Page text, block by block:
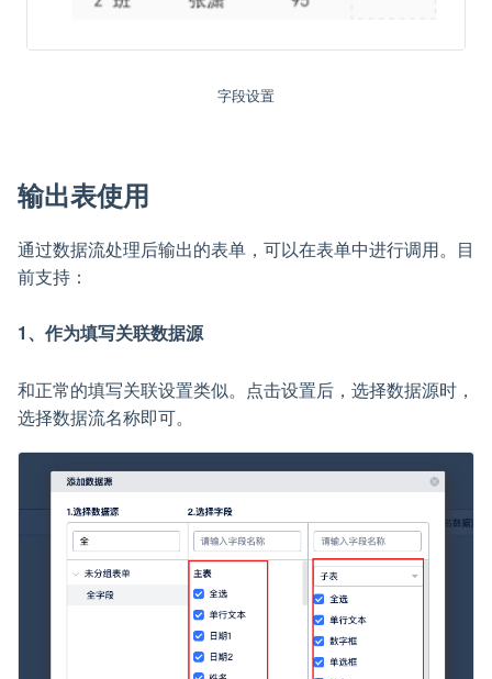
字段设置
输出表使用
通过数据流处理后输出的表单，可以在表单中进行调用。目
前支持：
1、作为填写关联数据源
和正常的填写关联设置类似。点击设置后，选择数据源时，
选择数据流名称即可。